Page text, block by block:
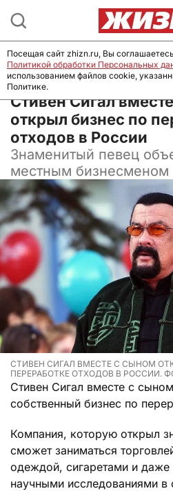
30 августа 2025, 09:00
Стивен Сигал
открыл бизнес по
отходов в России
Знаменитый певец
местным бизнесменом
СТИВЕН СИГАЛ ВМЕСТЕ С СЫНОМ
ПЕРЕРАБОТКЕ ОТХОДОВ В РОССИИ.
Стивен Сигал вместе с
собственный бизнес по
Компания, которую открыл
сможет заниматься
одеждой, сигаретами и
научными исследованиями в
Посещая сайт zhizn.ru, Вы
Политикой обработки Персональных
использованием файлов cookie,
Политике.